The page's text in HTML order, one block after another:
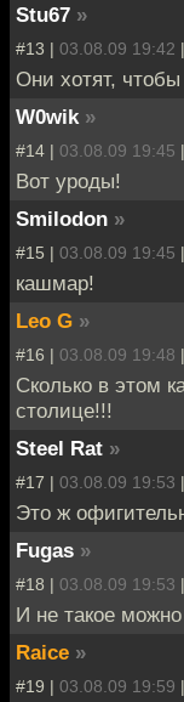
Stu67 »
#13 | 03.08.09 19:42 |
Они хотят,
W0wik »
#14 | 03.08.09 19:45 |
Вот уроды!
Smilodon »
#15 | 03.08.09 19:45 |
кашмар!
Leo G »
#16 | 03.08.09 19:48 |
Сколько в этом
столице!!!
Steel Rat »
#17 | 03.08.09 19:53 |
Это ж
Fugas »
#18 | 03.08.09 19:53 |
И не такое
Raice »
#19 | 03.08.09 19:59 |